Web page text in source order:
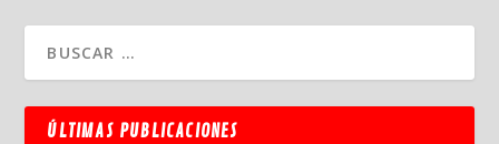
ÚLTIMAS PUBLICACIONES